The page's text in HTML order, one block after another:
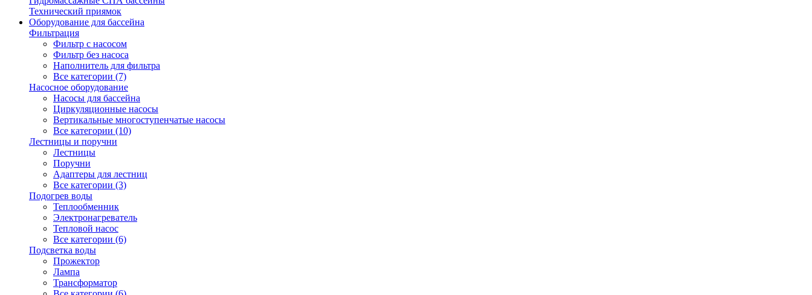
Технический приямок
Оборудование для бассейна
Фильтрация
Фильтр с насосом
Фильтр без насоса
Наполнитель для фильтра
Все категории (7)
Насосное оборудование
Насосы для бассейна
Циркуляционные насосы
Вертикальные многоступенчатые насосы
Все категории (10)
Лестницы и поручни
Лестницы
Поручни
Адаптеры для лестниц
Все категории (3)
Подогрев воды
Теплообменник
Электронагреватель
Тепловой насос
Все категории (6)
Подсветка воды
Прожектор
Лампа
Трансформатор